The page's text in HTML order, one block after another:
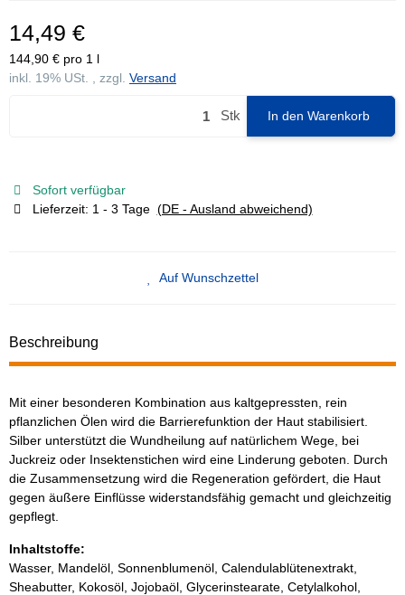
14,49 €
144,90 € pro 1 l
inkl. 19% USt. , zzgl. Versand
Stk In den Warenkorb
Sofort verfügbar
Lieferzeit: 1 - 3 Tage (DE - Ausland abweichend)
Auf Wunschzettel
Beschreibung
Mit einer besonderen Kombination aus kaltgepressten, rein
pflanzlichen Ölen wird die Barrierefunktion der Haut stabilisiert.
Silber unterstützt die Wundheilung auf natürlichem Wege, bei
Juckreiz oder Insektenstichen wird eine Linderung geboten. Durch
die Zusammensetzung wird die Regeneration gefördert, die Haut
gegen äußere Einflüsse widerstandsfähig gemacht und gleichzeitig
gepflegt.
Inhaltstoffe:
Wasser, Mandelöl, Sonnenblumenöl, Calendulablütenextrakt,
Sheabutter, Kokosöl, Jojobaöl, Glycerinstearate, Cetylalkohol,